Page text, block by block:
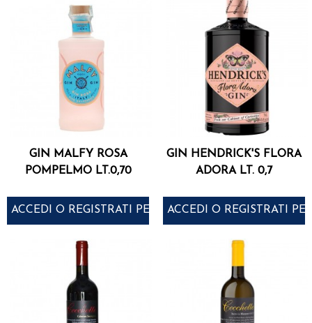
GIN MALFY ROSA
POMPELMO LT.0,70
ACCEDI O REGISTRATI PER ACQUISTARE
GIN HENDRICK'S FLORA
ADORA LT. 0,7
ACCEDI O REGISTRATI